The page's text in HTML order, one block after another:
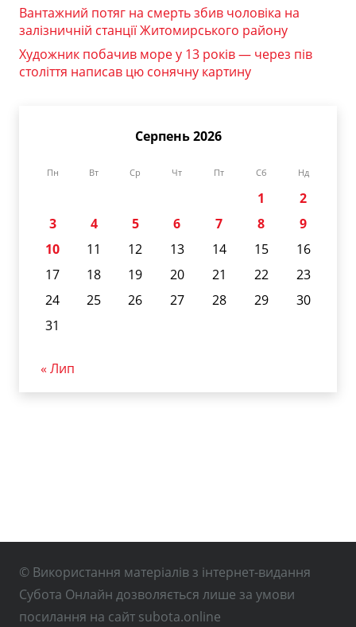
Вантажний потяг на смерть збив чоловіка на
залізничній станції Житомирського району
Художник побачив море у 13 років — через пів
століття написав цю сонячну картину
Серпень 2026
Пн Вт Ср Чт Пт Сб Нд
1
2
3
4 5 6 7 8
9
10
11 12 13 14 15
16
17
18 19 20 21 22
23
24
25 26 27 28 29
30
31
« Лип
© Використання матеріалів з інтернет-видання
Субота Онлайн дозволяється лише за умови
посилання на сайт subota.online